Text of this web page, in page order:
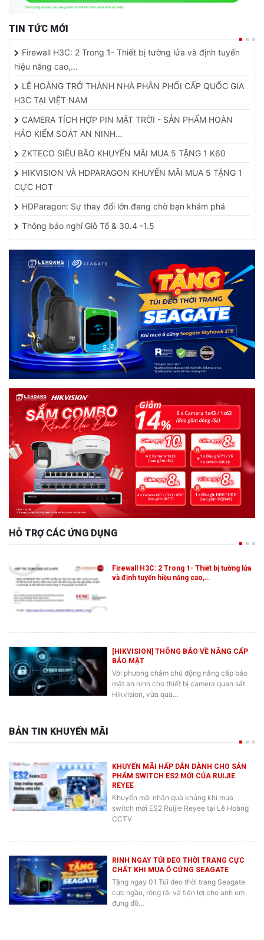
TIN TỨC MỚI
Firewall H3C: 2 Trong 1- Thiết bị tường lửa và định tuyến
hiệu năng cao,…
LÊ HOÀNG TRỞ THÀNH NHÀ PHÂN PHỐI CẤP QUỐC GIA
H3C TẠI VIỆT NAM
CAMERA TÍCH HỢP PIN MẶT TRỜI - SẢN PHẨM HOÀN
HẢO KIỂM SOÁT AN NINH…
ZKTECO SIÊU BÃO KHUYẾN MÃI MUA 5 TẶNG 1 K60
HIKVISION VÀ HDPARAGON KHUYẾN MÃI MUA 5 TẶNG 1
CỰC HOT
HDParagon: Sự thay đổi lớn đang chờ bạn khám phá
Thông báo nghỉ Giỗ Tổ & 30.4 -1.5
HỖ TRỢ CÁC ỨNG DỤNG
Firewall H3C: 2 Trong 1- Thiết bị tường lửa
và định tuyến hiệu năng cao,…
[HIKVISION] THÔNG BÁO VỀ NÂNG CẤP
BẢO MẬT
Với phương châm chủ động nâng cấp bảo
mật an ninh cho thiết bị camera quan sát
Hikvision, vừa qua…
BẢN TIN KHUYẾN MÃI
KHUYẾN MÃI HẤP DẪN DÀNH CHO SẢN
PHẨM SWITCH ES2 MỚI CỦA RUIJIE
REYEE
Khuyến mãi nhận quà khủng khi mua
switch mới ES2 Ruijie Reyee tại Lê Hoàng
CCTV
RINH NGAY TÚI ĐEO THỜI TRANG CỰC
CHẤT KHI MUA Ổ CỨNG SEAGATE
Tặng ngay 01 Túi đeo thời trang Seagate
cực ngầu, rộng rãi và tiện lợi cho anh em
đựng đồ…